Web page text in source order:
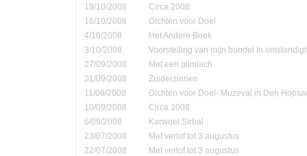
19/10/2008
Circa 2008
16/10/2008
Dichten voor Doel
4/10/2008
Het Andere Boek
3/10/2008
Voorstelling van mijn bundel In
27/09/2008
Met een glimlach
21/09/2008
Zuiderzinnen
11/09/2008
Dichten voor Doel- Muzeval in Den
10/09/2008
Circa 2008
6/09/2008
Karwoel Sirbal
23/07/2008
Met verlof tot 3 augustus
22/07/2008
Met verlof tot 3 augustus